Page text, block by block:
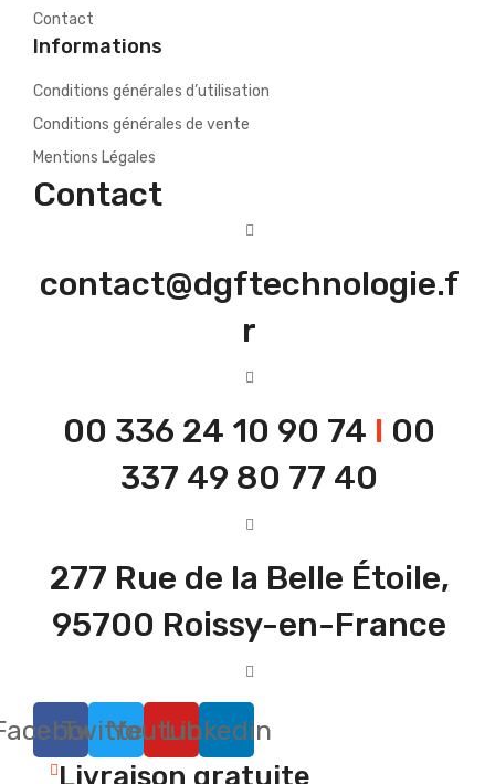
Contact
Informations
Conditions générales d’utilisation
Conditions générales de vente
Mentions Légales
Contact
contact@dgftechnologie.f
r
00 336 24 10 90 74 I 00
337 49 80 77 40
277 Rue de la Belle Étoile,
95700 Roissy-en-France
TwitterYoutubeLinkedin